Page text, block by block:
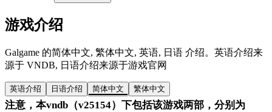
游戏介绍
Galgame 的简体中文, 繁体中文, 英语, 日语 介绍。英语介绍来
源于 VNDB, 日语介绍来源于游戏官网
英语介绍 日语介绍 简体中文 繁体中文
注意，本vndb（v25154）下包括该游戏两部，分别为